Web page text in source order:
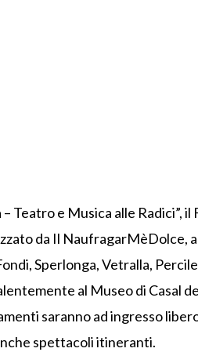
Teatro e Musica alle Radici”, il
da Il NaufragarMèDolce,
Sperlonga, Vetralla,
al Museo di Casal
saranno ad ingresso
spettacoli itineranti.